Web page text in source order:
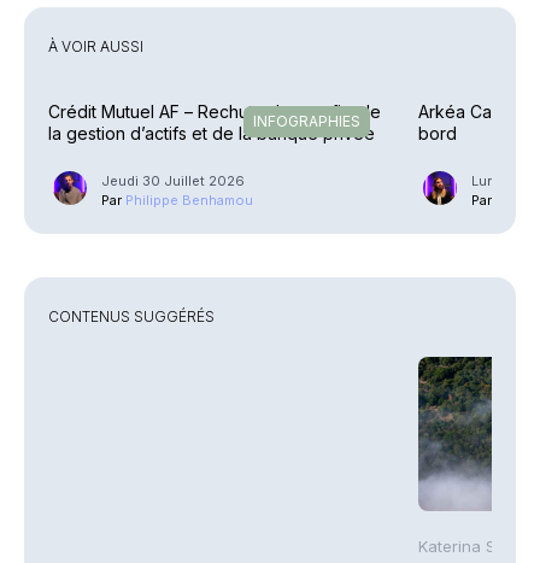
À VOIR AUSSI
INFOGRAPHIES
Crédit Mutuel AF – Rechute des profits de
la gestion d’actifs et de la banque privée
Jeudi 30 Juillet 2026
Par Philippe Benhamou
Arkéa Capital
bord
Lundi 4
Par
CONTENUS SUGGÉRÉS
Katerina